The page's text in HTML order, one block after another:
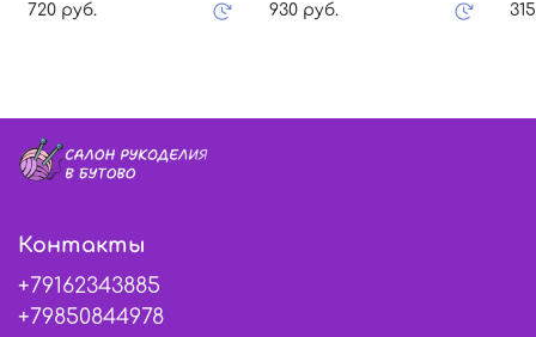
720 руб. 930 руб.
Контакты
+79162343885
+79850844978